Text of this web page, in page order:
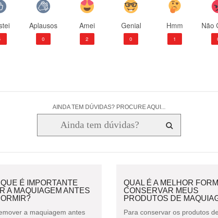
Aplausos
0
Amei
2
Genial
0
Hmm
1
Não
AINDA TEM DÚVIDAS? PROCURE AQUI...
É IMPORTANTE
A MAQUIAGEM ANTES
a maquiagem antes
QUAL É A MELHOR
CONSERVAR MEUS
PRODUTOS DE
Para conservar os produtos